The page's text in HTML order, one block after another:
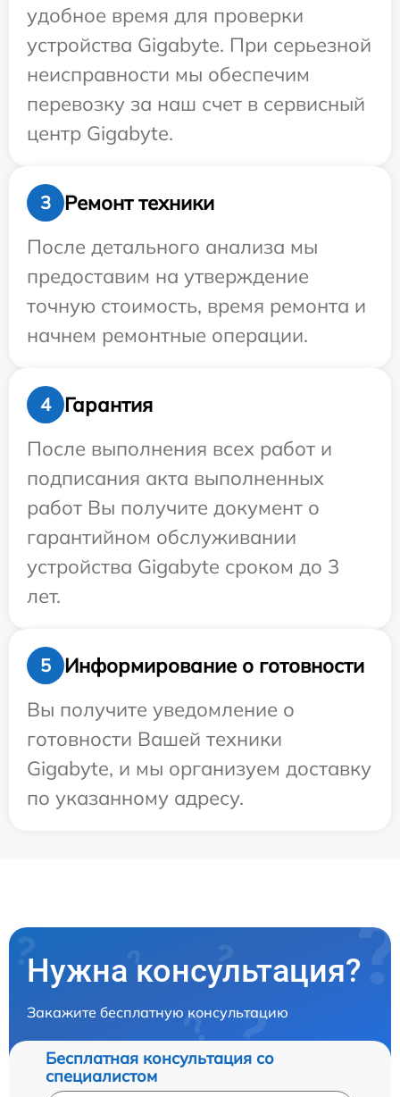
удобное время для проверки
устройства Gigabyte. При серьезной
неисправности мы обеспечим
перевозку за наш счет в сервисный
центр Gigabyte.
3
Ремонт техники
После детального анализа мы
предоставим на утверждение
точную стоимость, время ремонта и
начнем ремонтные операции.
4
Гарантия
После выполнения всех работ и
подписания акта выполненных
работ Вы получите документ о
гарантийном обслуживании
устройства Gigabyte сроком до 3
лет.
5
Информирование о готовности
Вы получите уведомление о
готовности Вашей техники
Gigabyte, и мы организуем доставку
по указанному адресу.
Нужна консультация?
Закажите бесплатную консультацию
Бесплатная консультация со
специалистом